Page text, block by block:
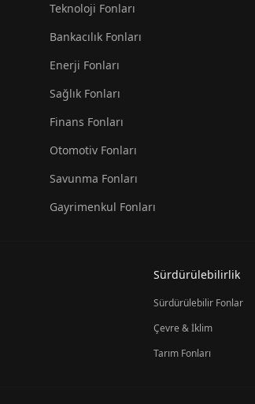
Teknoloji Fonları
Bankacılık Fonları
Enerji Fonları
Sağlık Fonları
Finans Fonları
Otomotiv Fonları
Savunma Fonları
Gayrimenkul Fonları
Sürdürülebilirlik
Sürdürülebilir Fonlar
Çevre & İklim
Tarım Fonları